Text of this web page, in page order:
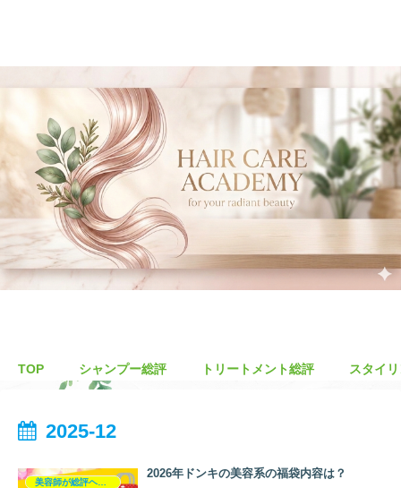
TOP シャンプー総評 トリートメント総評 スタイ
2025-12
2026年ドンキの美容系の福袋内容は？